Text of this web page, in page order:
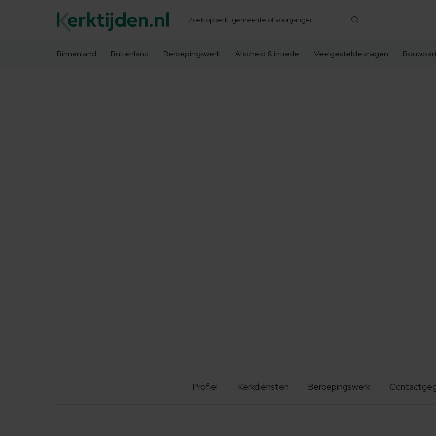
Zoeken
Binnenland Buitenland Beroepingswerk Afscheid & intrede Veelgestelde vragen
Profiel Kerkdiensten Beroepingswerk